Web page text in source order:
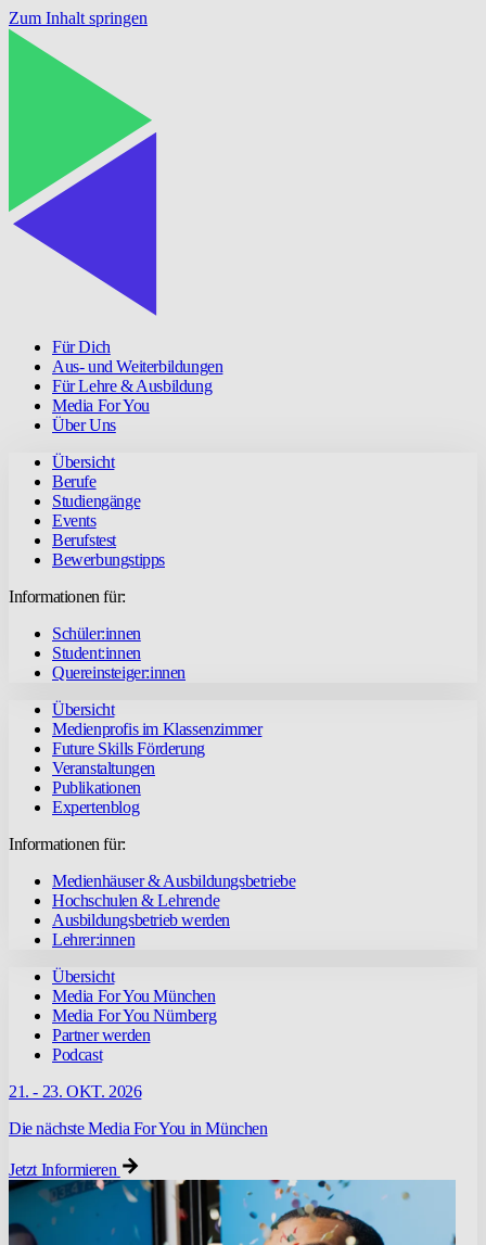
Zum Inhalt springen
Für Dich
Aus- und Weiterbildungen
Für Lehre & Ausbildung
Media For You
Über Uns
Übersicht
Berufe
Studiengänge
Events
Berufstest
Bewerbungstipps
Informationen für:
Schüler:innen
Student:innen
Quereinsteiger:innen
Übersicht
Medienprofis im Klassenzimmer
Future Skills Förderung
Veranstaltungen
Publikationen
Expertenblog
Informationen für:
Medienhäuser & Ausbildungsbetriebe
Hochschulen & Lehrende
Ausbildungsbetrieb werden
Lehrer:innen
Übersicht
Media For You München
Media For You Nürnberg
Partner werden
Podcast
21. - 23. OKT. 2026
Die nächste Media For You in München
Jetzt Informieren